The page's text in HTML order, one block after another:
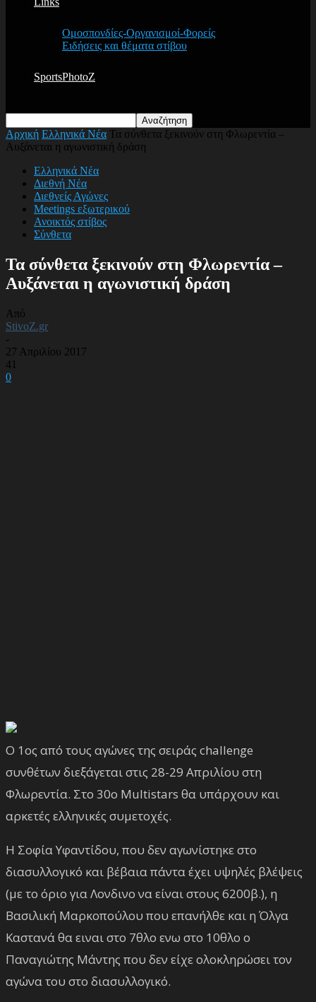
Ομοσπονδίες-Οργανισμοί-Φορείς
Ειδήσεις και θέματα στίβου
SportsPhotoZ
Αρχική Ελληνικά Νέα Τα σύνθετα ξεκινούν στη Φλωρεντία –
Αυξάνεται η αγωνιστική δράση
Ελληνικά Νέα
Διεθνή Νέα
Διεθνείς Αγώνες
Meetings εξωτερικού
Ανοικτός στίβος
Σύνθετα
Τα σύνθετα ξεκινούν στη Φλωρεντία –
Αυξάνεται η αγωνιστική δράση
Από
StivoZ.gr
-
27 Απριλίου 2017
41
0
Ο 1ος από τους αγώνες της σειράς challenge
συνθέτων διεξάγεται στις 28-29 Απριλίου στη
Φλωρεντία. Στο 30ο Multistars θα υπάρχουν και
αρκετές ελληνικές συμετοχές.
Η Σοφία Υφαντίδου, που δεν αγωνίστηκε στο
διασυλλογικό και βέβαια πάντα έχει υψηλές βλέψεις
(με το όριο για Λονδινο να είναι στους 6200β.), η
Βασιλική Μαρκοπούλου που επανήλθε και η Όλγα
Καστανά θα ειναι στο 7θλο ενω στο 10θλο ο
Παναγιώτης Μάντης που δεν είχε ολοκληρώσει τον
αγώνα του στο διασυλλογικό.